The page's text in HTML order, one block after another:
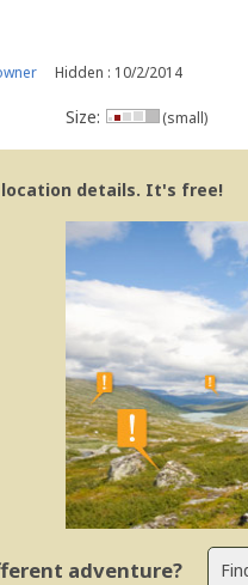
Hidden : 10/2/2014
Size: (small)
location details. It's free!
adventure?